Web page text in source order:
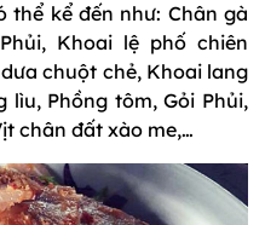
thể kể đến như: Chân gà
Khoai lệ phố chiên
chuột chẻ, Khoai lang
lìu, Phồng tôm, Gỏi Phủi,
chân đất xào me,…